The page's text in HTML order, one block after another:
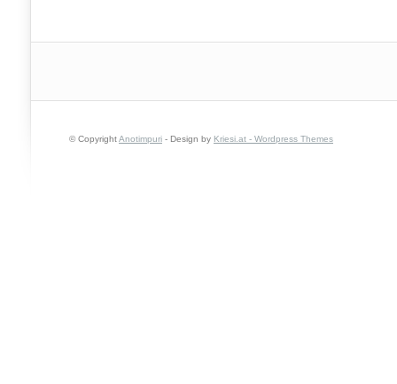
© CopyrightAnotimpuri - Design by Kriesi.at - Wordpress Themes